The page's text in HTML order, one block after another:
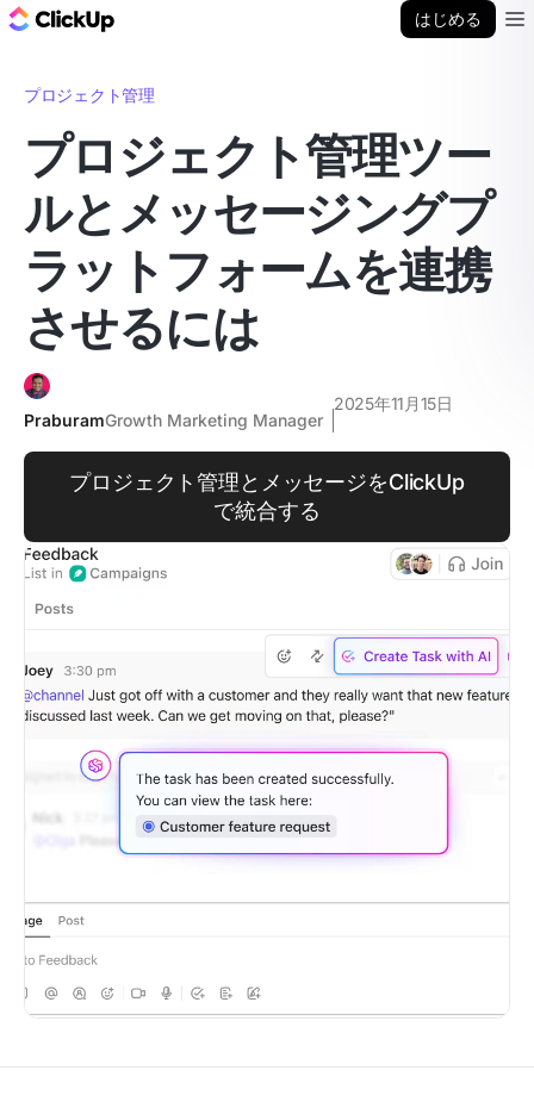
はじめる
プロジェクト管理
プロジェクト管理ツー
ルとメッセージングプ
ラットフォームを連携
させるには
PraburamGrowth Marketing Manager
2025年11月15日
プロジェクト管理とメッセージをClickUp
で統合する